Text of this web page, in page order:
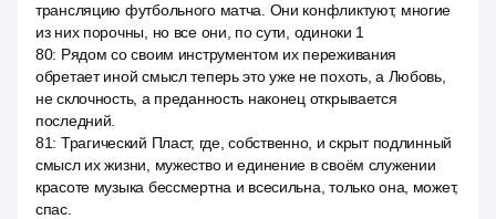
трансляцию футбольного матча. Они конфликтуют, многие
из них порочны, но все они, по сути, одиноки 1
80: Рядом со своим инструментом их переживания
обретает иной смысл теперь это уже не похоть, а Любовь,
не склочность, а преданность наконец открывается
последний.
81: Трагический Пласт, где, собственно, и скрыт подлинный
смысл их жизни, мужество и единение в своём служении
красоте музыка бессмертна и всесильна, только она, может,
спас.